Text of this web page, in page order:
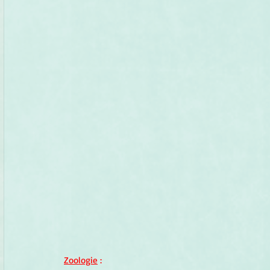
Zoologie :